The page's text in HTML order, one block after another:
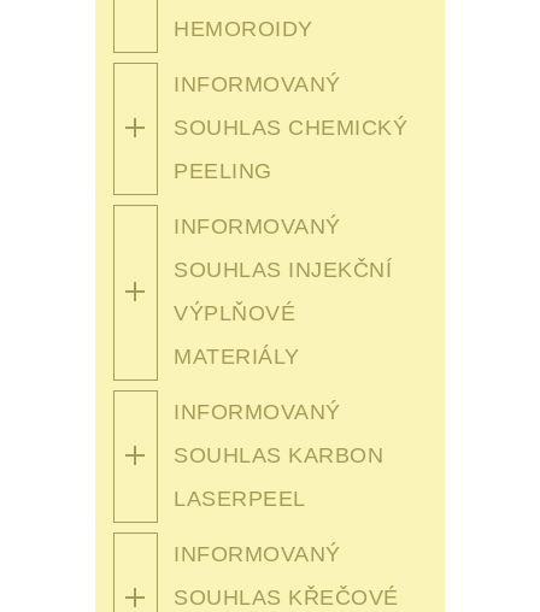
HEMOROIDY
INFORMOVANÝ
SOUHLAS CHEMICKÝ
PEELING
INFORMOVANÝ
SOUHLAS INJEKČNÍ
VÝPLŇOVÉ
MATERIÁLY
INFORMOVANÝ
SOUHLAS KARBON
LASERPEEL
INFORMOVANÝ
SOUHLAS KŘEČOVÉ